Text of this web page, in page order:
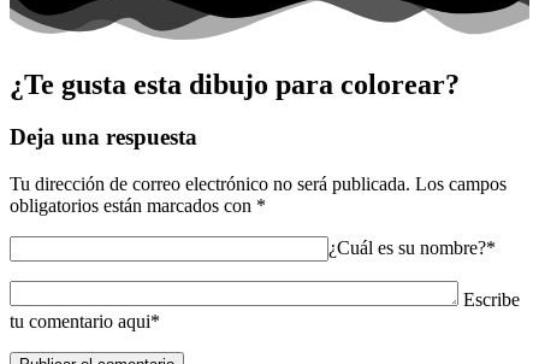
¿Te gusta esta dibujo para colorear?
Deja una respuesta
Tu dirección de correo electrónico no será publicada. Los campos
obligatorios están marcados con *
¿Cuál es su nombre?*
Escribe
tu comentario aqui*